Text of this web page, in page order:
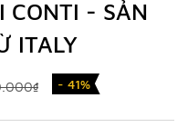
CONTI - SẢN
ITALY
- 41%